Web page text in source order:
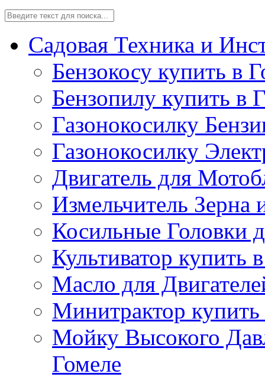
Садовая Техника и
Бензокосу купить в
Бензопилу купить в
Газонокосилку
Газонокосилку
Двигатель для
Измельчитель Зерна
Косильные Головки
Культиватор купить
Масло для
Минитрактор купить
Мойку Высокого
Гомеле